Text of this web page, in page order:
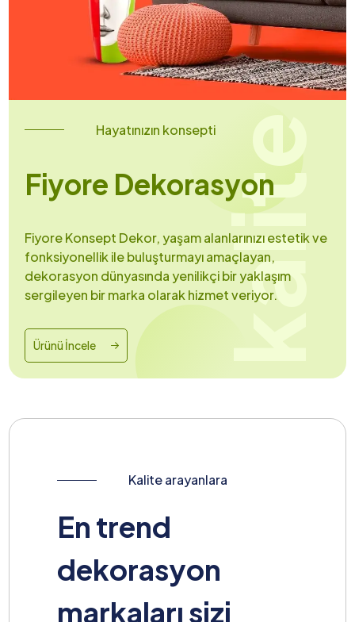
kalite
Hayatınızın konsepti
Fiyore Dekorasyon
Fiyore Konsept Dekor, yaşam alanlarınızı estetik ve
fonksiyonellik ile buluşturmayı amaçlayan,
dekorasyon dünyasında yenilikçi bir yaklaşım
sergileyen bir marka olarak hizmet veriyor.
Ürünü İncele
Kalite arayanlara
En trend
dekorasyon
markaları sizi